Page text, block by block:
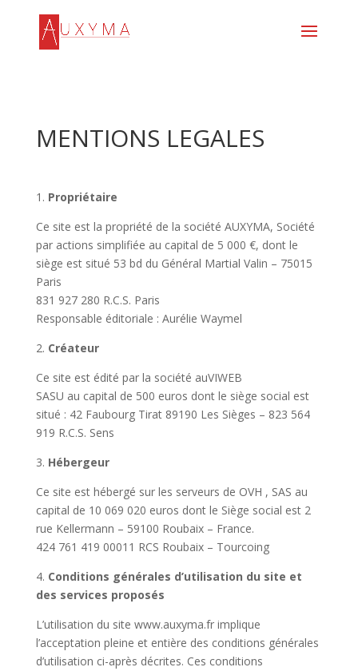
MENTIONS LEGALES
1. Propriétaire
Ce site est la propriété de la société AUXYMA, Société
par actions simplifiée au capital de 5 000 €, dont le
siège est situé 53 bd du Général Martial Valin – 75015
Paris
831 927 280 R.C.S. Paris
Responsable éditoriale : Aurélie Waymel
2. Créateur
Ce site est édité par la société auVIWEB
SASU au capital de 500 euros dont le siège social est
situé : 42 Faubourg Tirat 89190 Les Sièges – 823 564
919 R.C.S. Sens
3. Hébergeur
Ce site est hébergé sur les serveurs de OVH , SAS au
capital de 10 069 020 euros dont le Siège social est 2
rue Kellermann – 59100 Roubaix – France.
424 761 419 00011 RCS Roubaix – Tourcoing
4. Conditions générales d’utilisation du site et
des services proposés
L’utilisation du site www.auxyma.fr implique
l’acceptation pleine et entière des conditions générales
d’utilisation ci-après décrites. Ces conditions